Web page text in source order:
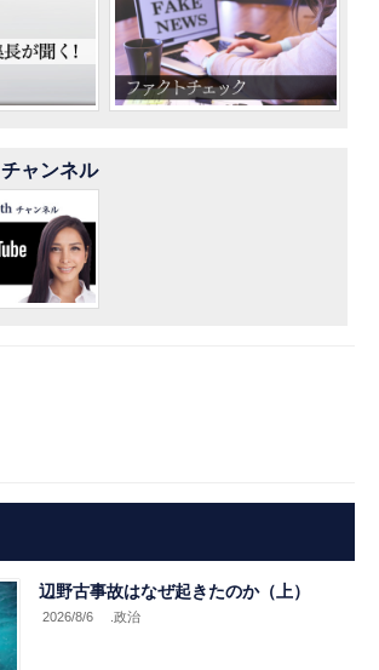
ャンネル
辺野古事故はなぜ起きたのか（上）
2026/8/6 .政治